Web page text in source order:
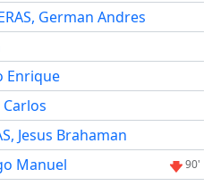
German Andres
Enrique
Carlos
Jesus Brahaman
Manuel 90'